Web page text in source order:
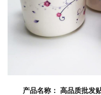
产品名称： 高品质批发贴